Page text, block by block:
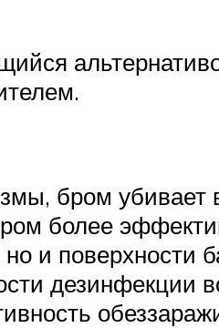
бром убивает
более
и поверхности
дезинфекции